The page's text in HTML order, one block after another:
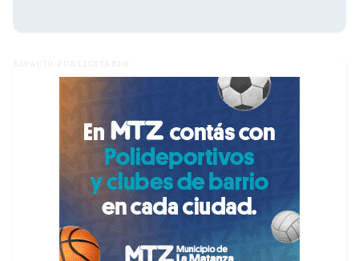
ESPACIO PUBLICITARIO